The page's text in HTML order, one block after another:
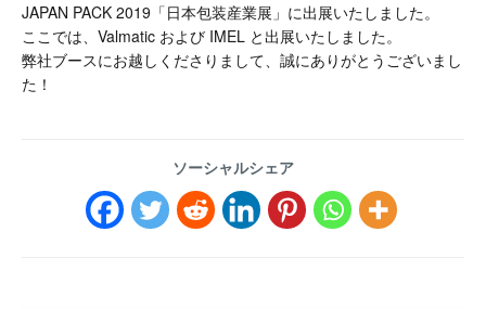
JAPAN PACK 2019「日本包装産業展」に出展いたしました。
ここでは、Valmatic および IMEL と出展いたしました。
弊社ブースにお越しくださりまして、 誠にありがとうございまし
た！
ソーシャルシェア